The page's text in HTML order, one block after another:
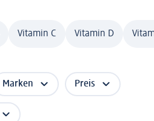
Vitamin C Vitamin D
Marken Preis